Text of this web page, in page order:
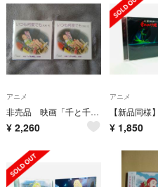
アニメ
非売品 映画「千と千尋の神隠し」主題歌 いつも何度でも CD 2枚セット
¥ 2,260
アニメ
¥ 1,850